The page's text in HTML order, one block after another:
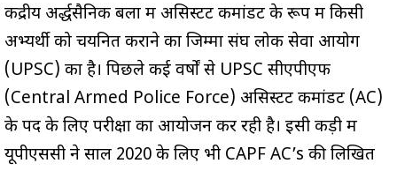
केंद्रीय अर्द्धसैनिक बलों में असिस्टेंट कमांडेंट के रूप में किसी
अभ्यर्थी को चयनित कराने का जिम्मा संघ लोक सेवा आयोग
(UPSC) का है। पिछले कई वर्षों से UPSC सीएपीएफ
(Central Armed Police Force) असिस्टेंट कमांडेंट (AC)
के पद के लिए परीक्षा का आयोजन कर रही है। इसी कड़ी में
यूपीएससी ने साल 2020 के लिए भी CAPF AC’s की लिखित